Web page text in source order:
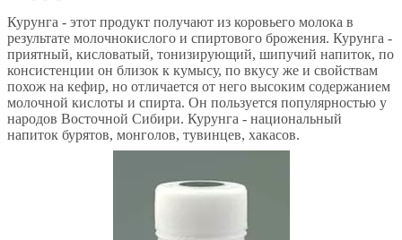
Курунга - этот продукт получают из коровьего молока в
результате молочнокислого и спиртового брожения. Курунга -
приятный, кисловатый, тонизирующий, шипучий напиток, по
консистенции он близок к кумысу, по вкусу же и свойствам
похож на кефир, но отличается от него высоким содержанием
молочной кислоты и спирта. Он пользуется популярностью у
народов Восточной Сибири. Курунга - национальный
напиток бурятов, монголов, тувинцев, хакасов.